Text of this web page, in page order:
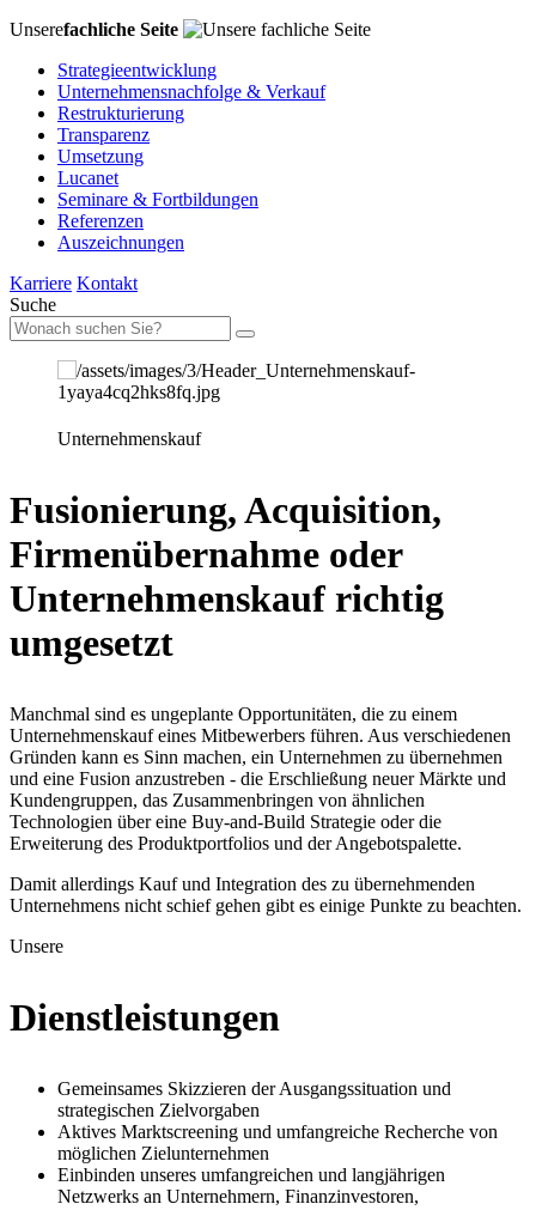
Unserefachliche Seite
Strategieentwicklung
Unternehmensnachfolge & Verkauf
Restrukturierung
Transparenz
Umsetzung
Lucanet
Seminare & Fortbildungen
Referenzen
Auszeichnungen
Karriere Kontakt
Suche
Unternehmenskauf
Fusionierung, Acquisition,
Firmenübernahme oder
Unternehmenskauf richtig
umgesetzt
Manchmal sind es ungeplante Opportunitäten, die zu einem
Unternehmenskauf eines Mitbewerbers führen. Aus verschiedenen
Gründen kann es Sinn machen, ein Unternehmen zu übernehmen
und eine Fusion anzustreben - die Erschließung neuer Märkte und
Kundengruppen, das Zusammenbringen von ähnlichen
Technologien über eine Buy-and-Build Strategie oder die
Erweiterung des Produktportfolios und der Angebotspalette.
Damit allerdings Kauf und Integration des zu übernehmenden
Unternehmens nicht schief gehen gibt es einige Punkte zu beachten.
Unsere
Dienstleistungen
Gemeinsames Skizzieren der Ausgangssituation und
strategischen Zielvorgaben
Aktives Marktscreening und umfangreiche Recherche von
möglichen Zielunternehmen
Einbinden unseres umfangreichen und langjährigen
Netzwerks an Unternehmern, Finanzinvestoren,